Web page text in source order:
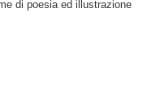
di poesia ed illustrazione